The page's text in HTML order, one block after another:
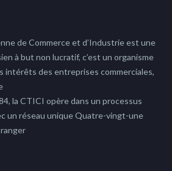
de Commerce et d’Industrie est une
à but non lucratif, c’est un organisme
intérêts des entreprises commerciales,
la CTICI opère dans un processus
un réseau unique Quatre-vingt-une